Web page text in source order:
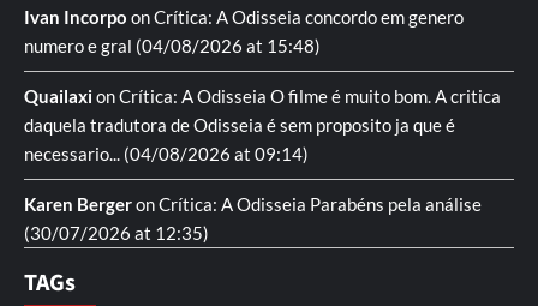
Ivan Incorpo onCrítica: A Odisseia concordo em genero
numero e gral (04/08/2026 at 15:48)
QuailaxionCrítica: A Odisseia O filme é muito bom. A critica
daquela tradutora de Odisseia é sem proposito ja que é
necessario... (04/08/2026 at 09:14)
Karen BergeronCrítica: A Odisseia Parabéns pela análise
(30/07/2026 at 12:35)
TAGs